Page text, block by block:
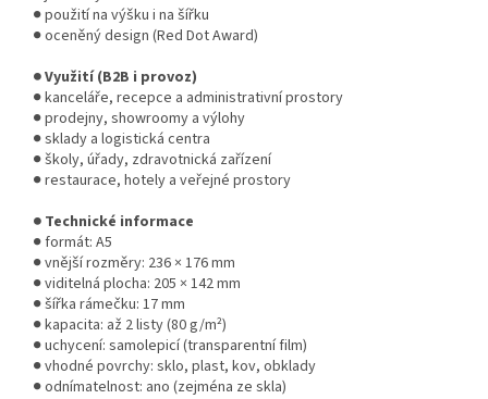
● použití na výšku i na šířku
● oceněný design (Red Dot Award)
● Využití (B2B i provoz)
● kanceláře, recepce a administrativní prostory
● prodejny, showroomy a výlohy
● sklady a logistická centra
● školy, úřady, zdravotnická zařízení
● restaurace, hotely a veřejné prostory
● Technické informace
● formát: A5
● vnější rozměry: 236 × 176 mm
● viditelná plocha: 205 × 142 mm
● šířka rámečku: 17 mm
● kapacita: až 2 listy (80 g/m²)
● uchycení: samolepicí (transparentní film)
● vhodné povrchy: sklo, plast, kov, obklady
● odnímatelnost: ano (zejména ze skla)